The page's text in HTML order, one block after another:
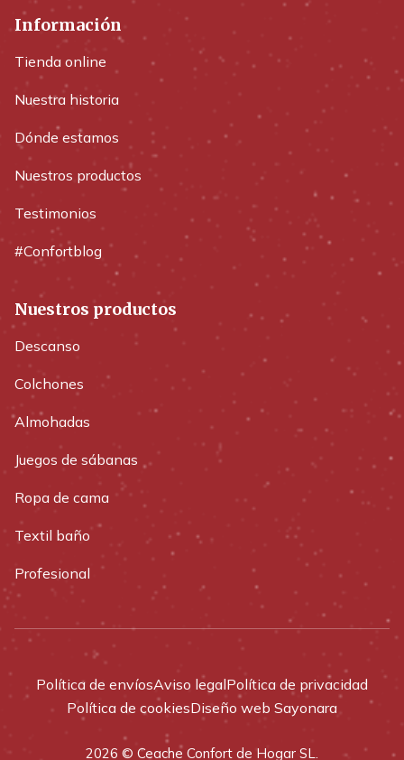
Información
Tienda online
Nuestra historia
Dónde estamos
Nuestros productos
Testimonios
#Confortblog
Nuestros productos
Descanso
Colchones
Almohadas
Juegos de sábanas
Ropa de cama
Textil baño
Profesional
2026 © Ceache Confort de Hogar SL.
Política de envíosAviso legalPolítica de privacidad
Política de cookiesDiseño web Sayonara